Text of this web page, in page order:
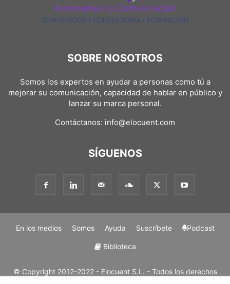
SOBRE NOSOTROS
Somos los expertos en ayudar a personas como tú a
mejorar su comunicación, capacidad de hablar en público y
lanzar su marca personal.
Contáctanos: info@elocuent.com
SÍGUENOS
En los medios Somos Ayuda Suscríbete Podcast
Biblioteca
© Copyright 2012-2022 - Elocuent S.L. - Todos los derechos